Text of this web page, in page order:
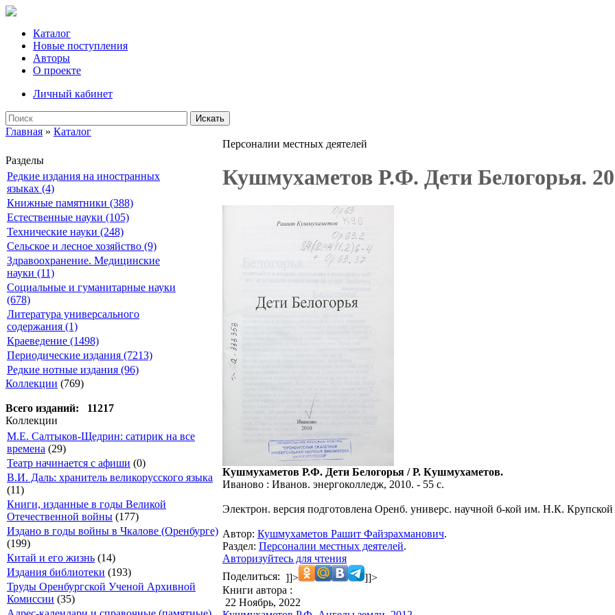
Каталог
Новые поступления
Авторы
О проекте
Личный кабинет
Искать
Главная » Каталог
Разделы
Редкие издания на иностранных
языках (4)
Книжные памятники (388)
Естественные науки (105)
Технические науки (248)
Сельское и лесное хозяйство (9)
Здравоохранение. Медицинские
науки (11)
Социальные и гуманитарные науки
(678)
Литература универсального
содержания (1)
Краеведение (1498)
Периодические издания (7213)
Редкие нотные издания (96)
Коллекции (769)
Всего изданий: 11217
Коллекции
М.Е. Салтыков-Щедрин: сатирик на все
времена (29)
Театр начинается с афиши (0)
В.И. Даль: хранитель великорусского языка
(11)
Книги, изданные в годы Великой
Отечественной войны (177)
Издано в годы войны в Чкалове (Оренбурге)
(199)
Китай и его жизнь (14)
Издания библиотеки (193)
Труды Оренбургской Ученой Архивной
Комиссии (35)
Персоналии местных деятелей
Кушмухаметов Р.Ф. Дети Белогорья.
Кушмухаметов Р.Ф. Дети Белогорья / Р. Кушмухаметов.
Иваново : Иванов. энергоколледж, 2010. - 55 с.
Электрон. версия подготовлена Оренб. универс. научной б-кой им. Н.К. Крупской
Автор: Кушмухаметов Рашит Файзрахманович.
Раздел: Персоналии местных деятелей.
Авторизуйтесь для чтения
Поделиться: ]]>
]]>
Книги автора :
22 Ноябрь, 2022